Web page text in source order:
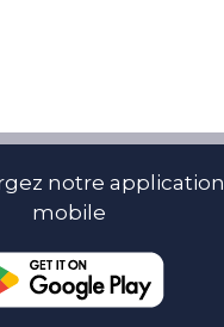
notre application
mobile